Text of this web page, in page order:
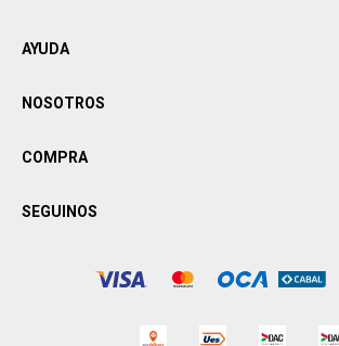
AYUDA
NOSOTROS
COMPRA
SEGUINOS